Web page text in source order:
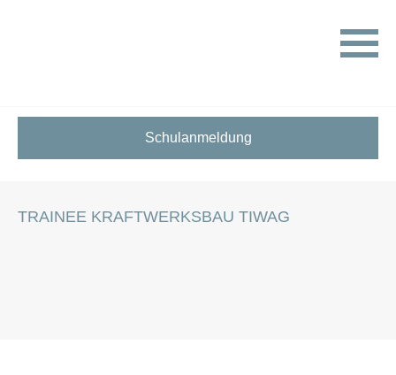
Schulanmeldung
TRAINEE KRAFTWERKSBAU TIWAG